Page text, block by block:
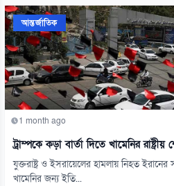
আন্তর্জাতিক
1 month ago
ট্রাম্পকে কড়া বার্তা দিতে খামেনির
যুক্তরাষ্ট্র ও ইসরায়েলের হামলায় নিহত ইরানের
খামেনির জন্য ইতি...